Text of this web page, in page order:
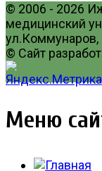
© 2006 - 2026
медицинский
ул.Коммунаров,
© Сайт
Меню